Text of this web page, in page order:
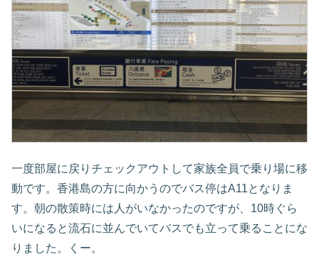
一度部屋に戻りチェックアウトして家族全員で乗り場に移
動です。香港島の方に向かうのでバス停はA11となりま
す。朝の散策時には人がいなかったのですが、10時ぐら
いになると流石に並んでいてバスでも立って乗ることにな
りました。くー。